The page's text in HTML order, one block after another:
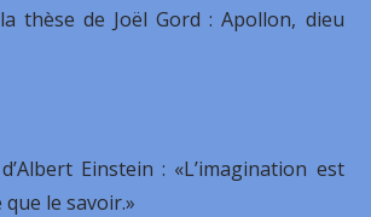
thèse de Joël Gord : Apollon, dieu
Einstein : «L’imagination est
le savoir.»